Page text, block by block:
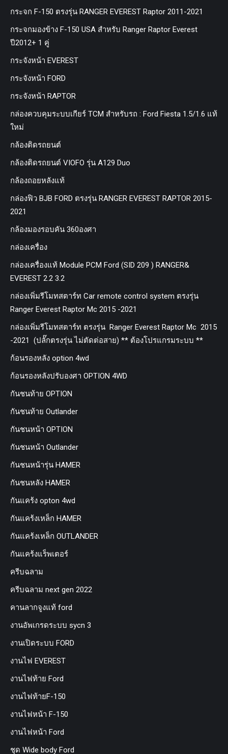
กระจก F-150 ตรงรุ่น RANGER EVEREST Raptor 2011-2021
กระจกมองข้าง F-150 USA สำหรับ Ranger Raptor Everest
ปี2012+ 1 คู่
กระจังหน้า EVEREST
กระจังหน้า FORD
กระจังหน้า RAPTOR
กล่องควบคุมระบบเกียร์ TCM สำหรับรถ : Ford Fiesta 1.5/1.6 แท้
ใหม่
กล้องติดรถยนต์
กล้องติดรถยนต์ VIOFO รุ่น A129 Duo
กล้องถอยหลังแท้
กล่องฟิว BJB FORD ตรงรุ่น RANGER EVEREST RAPTOR 2015-
2021
กล้องมองรอบคัน 360องศา
กล่องเครื่อง
กล่องเครื่องแท้ Module PCM Ford (SID 209 ) RANGER&
EVEREST 2.2 3.2
กล่องเพิ่มรีโมทสตาร์ท Car remote control system ตรงรุ่น
Ranger Everest Raptor Mc 2015 -2021
กล่องเพิ่มรีโมทสตาร์ท ตรงรุ่น Ranger Everest Raptor Mc 2015
-2021 (ปลั๊กตรงรุ่น ไม่ตัดต่อสาย) ** ต้องโปรแกรมระบบ **
ก้อนรองหลัง option 4wd
ก้อนรองหลังปรับองศา OPTION 4WD
กันชนท้าย OPTION
กันชนท้าย Outlander
กันชนหน้า OPTION
กันชนหน้า Outlander
กันชนหน้ารุ่น HAMER
กันชนหลัง HAMER
กันแคร้ง opton 4wd
กันแคร้งเหล็ก HAMER
กันแคร้งเหล็ก OUTLANDER
กันแคร้งแร็พเตอร์
ครีบฉลาม
ครีบฉลาม next gen 2022
คานลากจูงแท้ ford
งานอัพเกรดระบบ sycn 3
งานเปิดระบบ FORD
งานไฟ EVEREST
งานไฟท้าย Ford
งานไฟท้ายF-150
งานไฟหน้า F-150
งานไฟหน้า Ford
ชุด Wide body Ford